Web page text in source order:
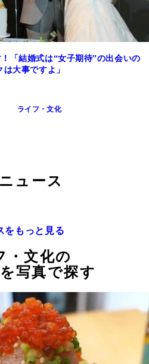
「結婚式は“女子期待”の出会いの
大事ですよ」
ライフ・文化
ュース
をもっと見る
・文化の
写真で探す